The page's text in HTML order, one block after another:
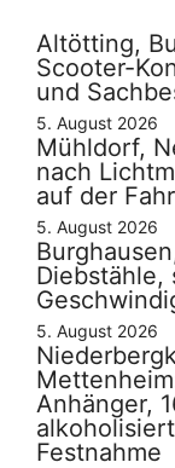
Altötting,
Scooter-
und
5. August 2026
Mühldorf,
nach
auf der
5. August 2026
Diebstähle,
5. August 2026
Anhänger,
Festnahme